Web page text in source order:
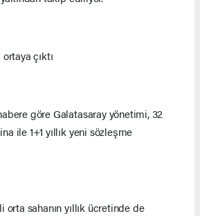
çıktı
göre Galatasaray yönetimi, 32
ile 1+1 yıllık yeni sözleşme
sahanın yıllık ücretinde de